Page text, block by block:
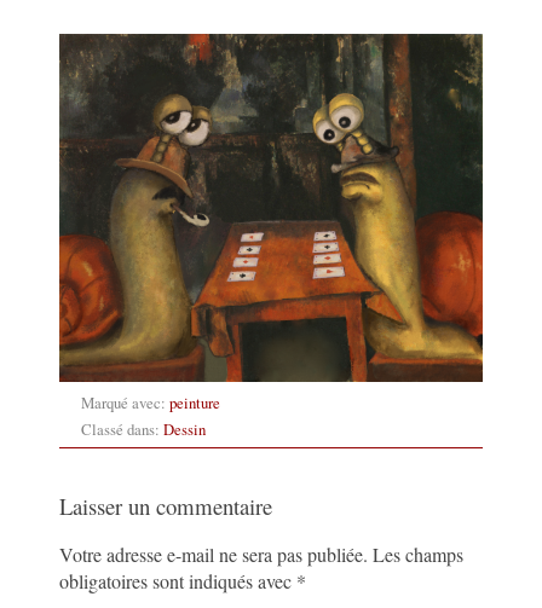
Marqué avec: peinture
Classé dans: Dessin
Laisser un commentaire
Votre adresse e-mail ne sera pas publiée. Les champs
obligatoires sont indiqués avec *